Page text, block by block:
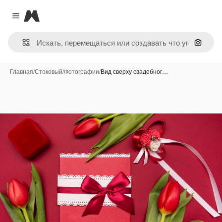
Close menu
Magnific
Поиск
Главная/Стоковый/Фотографии/Вид сверху свадебног…